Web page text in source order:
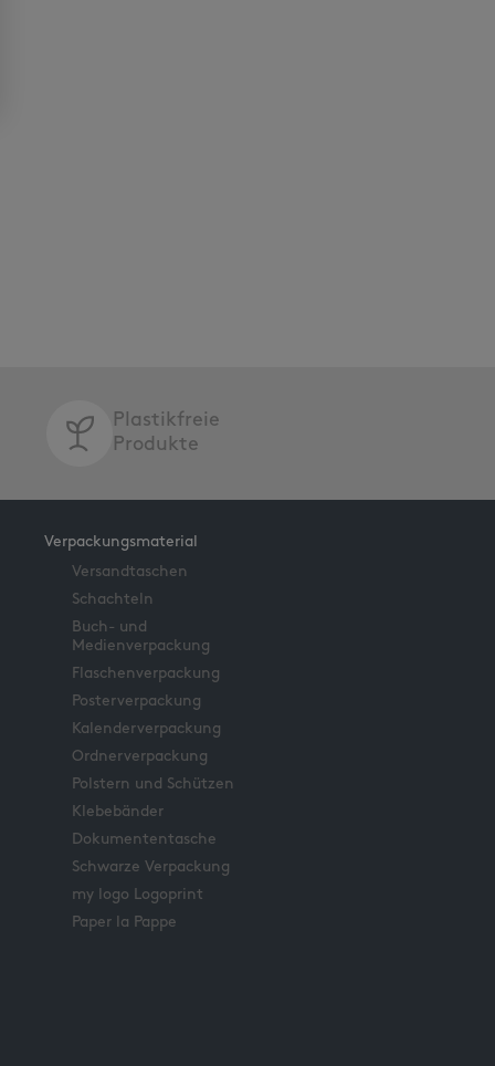
Plastikfreie
Produkte
Verpackungsmaterial
Versandtaschen
Schachteln
Buch- und
Medienverpackung
Flaschenverpackung
Posterverpackung
Kalenderverpackung
Ordnerverpackung
Polstern und Schützen
Klebebänder
Dokumententasche
Schwarze Verpackung
my logo Logoprint
Paper la Pappe